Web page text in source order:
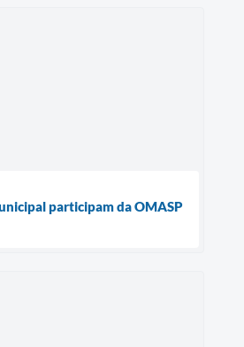
participam da OMASP